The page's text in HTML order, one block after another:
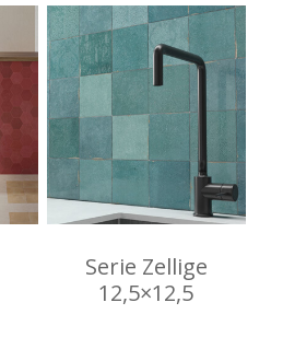
Serie Zellige
12,5×12,5